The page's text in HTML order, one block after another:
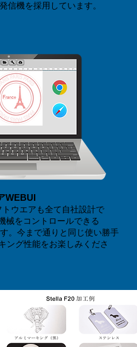
信機を採用しています。
WEBUI
ウエアも全て自社設計で
械をコントロールできる
。今まで通りと同じ使い勝手
ング性能をお楽しみくださ